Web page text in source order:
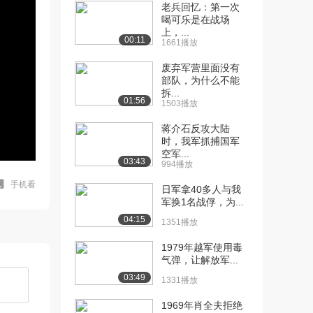
手机看
00:11
老兵回忆：第一次
喝可乐是在战场
上，...
1661播放
01:56
废弃军营里面没有
部队，为什么不能
拆...
1503播放
03:43
蒋介石反攻大陆
时，我军抓捕国军
空军...
994播放
04:15
日军拿40多人与我
军换1名战俘，为...
1351播放
03:49
1979年越军使用毒
气弹，让解放军...
1331播放
1969年肖全夫拒绝